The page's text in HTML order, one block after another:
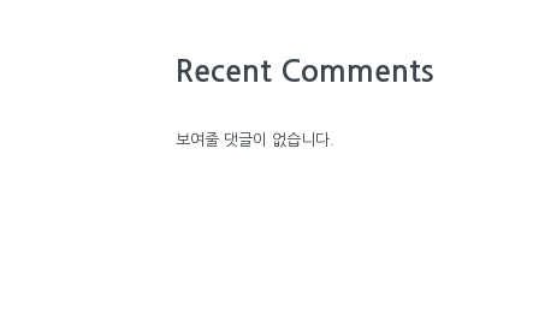
Recent Comments
보여줄 댓글이 없습니다.